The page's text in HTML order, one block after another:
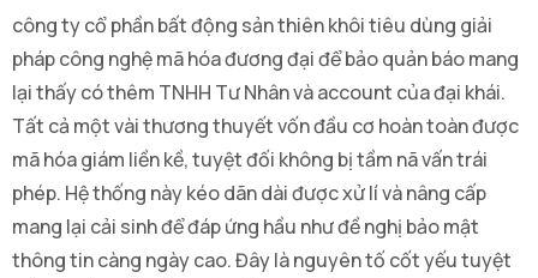
công ty cổ phần bất động sản thiên khôi tiêu dùng giải
pháp công nghệ mã hóa đương đại để bảo quản báo mang
lại thấy có thêm TNHH Tư Nhân và account của đại khái.
Tất cả một vài thương thuyết vốn đầu cơ hoàn toàn được
mã hóa giám liền kề, tuyệt đối không bị tầm nã vấn trái
phép. Hệ thống này kéo dãn dài được xử lí và nâng cấp
mang lại cải sinh để đáp ứng hầu như đề nghị bảo mật
thông tin càng ngày cao. Đây là nguyên tố cốt yếu tuyệt